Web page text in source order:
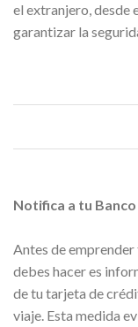
el extranjero, desde
garantizar la
Notifica a tu
Antes de emprender
debes hacer es
de tu tarjeta de
viaje. Esta medida